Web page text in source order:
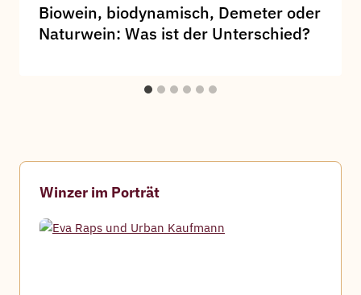
Biowein, biodynamisch, Demeter oder
Naturwein: Was ist der Unterschied?
Winzer im Porträt